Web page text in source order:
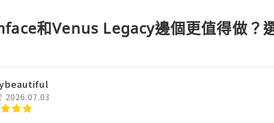
和Venus Legacy邊個更值得做？
2026.07.03